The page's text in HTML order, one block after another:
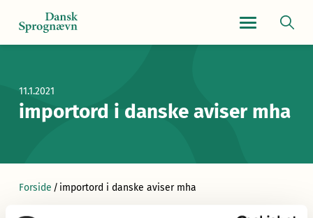
11.1.2021
importord i danske aviser mha
Forside / importord i danske aviser mha